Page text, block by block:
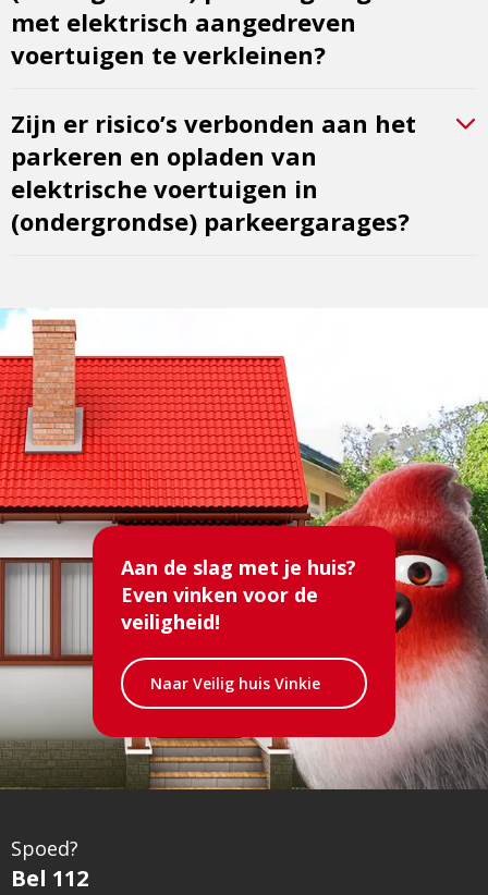
met elektrisch aangedreven
voertuigen te verkleinen?
Zijn er risico’s verbonden aan het
parkeren en opladen van
elektrische voertuigen in
(ondergrondse) parkeergarages?
Aan de slag met je huis?
Even vinken voor de
veiligheid!
Bezoek
de
pagina
Naar Veilig huis Vinkie
Spoed?
Bel 112